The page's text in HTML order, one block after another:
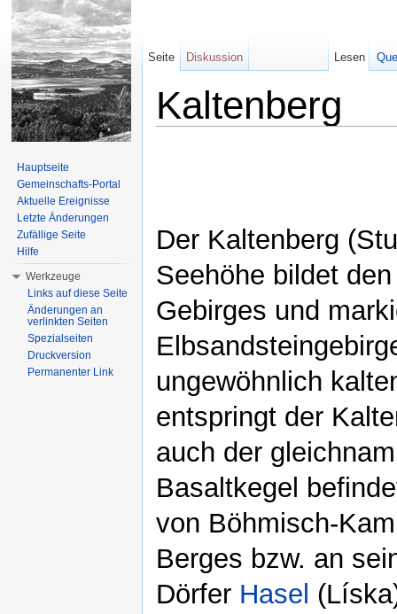
Kaltenberg
Der Kaltenberg
Seehöhe bildet
Gebirges und
ungewöhnlich
entspringt der
auch der
Basaltkegel
von Böhmisch-
Berges bzw. an
Dörfer Hasel
Seite Diskussion Lesen
Hauptseite
Gemeinschafts-Portal
Aktuelle Ereignisse
Letzte Änderungen
Zufällige Seite
Hilfe
Werkzeuge
Links auf diese Seite
Änderungen an
verlinkten Seiten
Spezialseiten
Druckversion
Permanenter Link